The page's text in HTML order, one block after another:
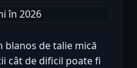
blanos de talie mică
cât de dificil poate fi